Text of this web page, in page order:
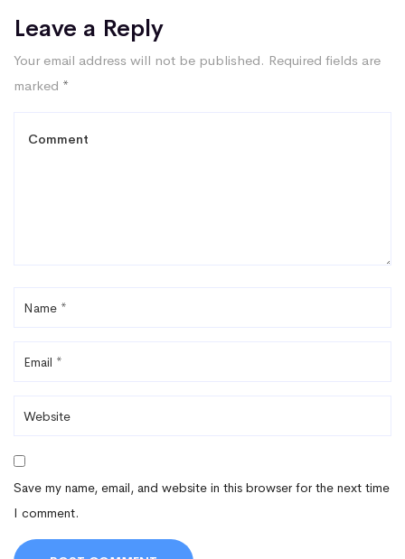
Leave a Reply
Your email address will not be published. Required fields are
marked *
Save my name, email, and website in this browser for the next time
I comment.